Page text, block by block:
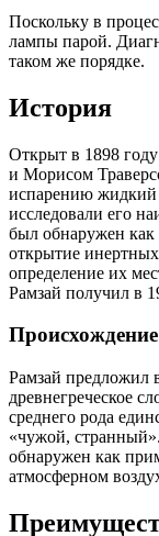
Поскольку в
лампы парой.
таком же порядке.
История
Открыт в 1898
и Морисом
испарению жидкий
исследовали его
был обнаружен как
открытие инертных
определение их
Рамзай получил в
Рамзай предложил
древнегреческое
среднего рода
«чужой,
обнаружен как
атмосферном